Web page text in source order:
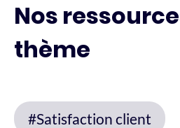
Nos
thème
#Satisfaction client